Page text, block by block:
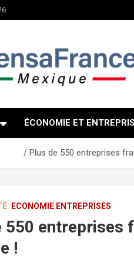
ÉCONOMIE ET
Plus de 550 entreprises
ECONOMIE ENTREPRISES
550 entreprises
!